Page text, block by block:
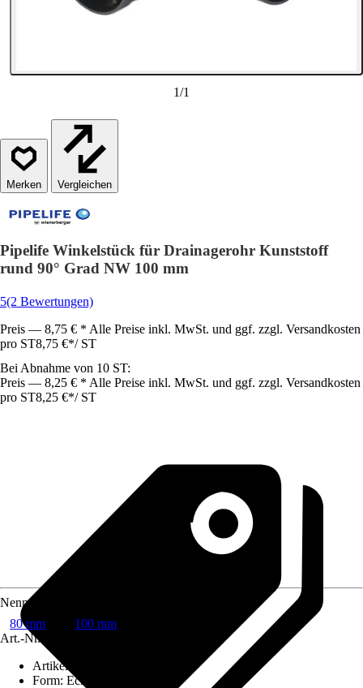
1/1
Vergleichen
Pipelife Winkelstück für Drainagerohr Kunststoff
rund 90° Grad NW 100 mm
5(2 Bewertungen)
Preis — 8,75 € * Alle Preise inkl. MwSt. und ggf. zzgl. Versandkosten
pro ST8,75 €*/ ST
Bei Abnahme von 10 ST:
Preis — 8,25 € * Alle Preise inkl. MwSt. und ggf. zzgl. Versandkosten
pro ST8,25 €*/ ST
Nennweite
80 mm
100 mm
Art.-Nr.
Artikeltyp
Form: Eckprofil, Rund